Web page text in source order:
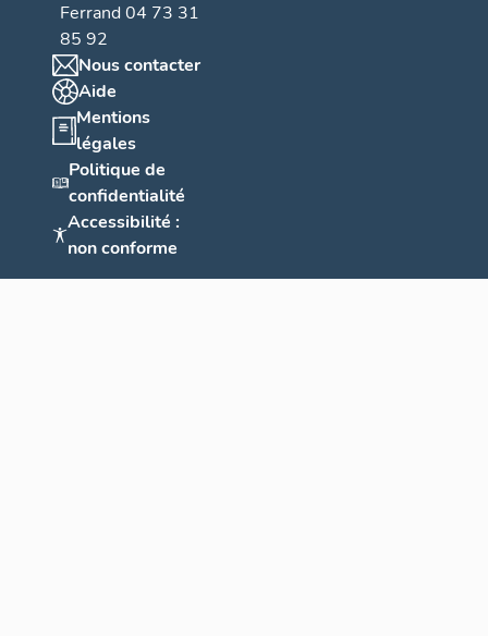
Ferrand 04 73 31
85 92
Nous contacter
Aide
Mentions
légales
Politique de
confidentialité
Accessibilité :
non conforme